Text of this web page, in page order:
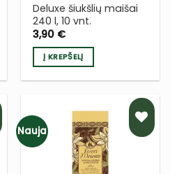
Deluxe šiukšlių maišai
240 l, 10 vnt.
3,90 €
Į KREPŠELĮ
Nauja